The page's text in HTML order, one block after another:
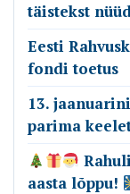
täistekst
Eesti
fondi toetus
13.
parima
aasta lõppu!